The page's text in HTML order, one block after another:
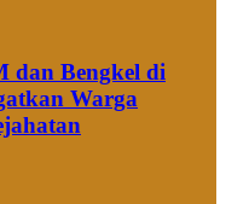
dan Bengkel di
Warga